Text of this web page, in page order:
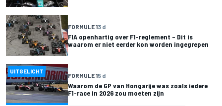
FORMULE 13 d
FIA openhartig over F1-reglement – Dit is
waarom er niet eerder kon worden ingegrepen
UITGELICHT
FORMULE 15 d
Waarom de GP van Hongarije was zoals iedere
F1-race in 2026 zou moeten zijn